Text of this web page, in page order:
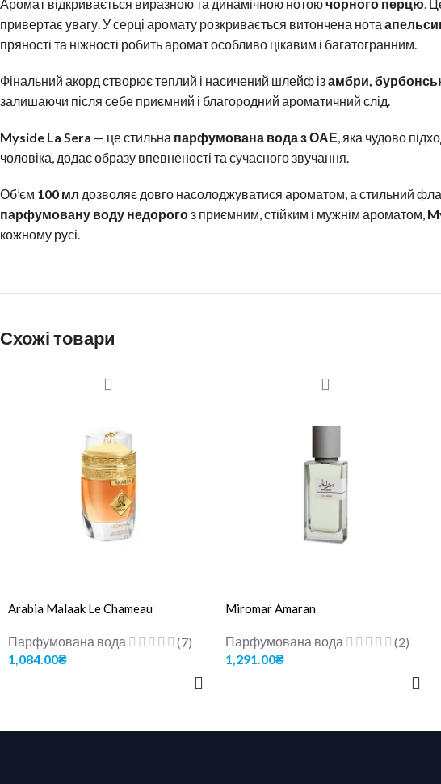
Аромат відкривається виразною та динамічною нотоючорного перцю.
привертає увагу. У серці аромату розкривається витончена нота
пряності та ніжності робить аромат особливо цікавим і багатогранним.
Фінальний акорд створює теплий і насичений шлейф ізамбри,
залишаючи після себе приємний і благородний ароматичний слід.
Myside La Sera — це стильна парфумована вода з ОАЕ, яка чудово
чоловіка, додає образу впевненості та сучасного звучання.
Об’єм 100 мл дозволяє довго насолоджуватися ароматом, а стильний
парфумовану воду недорогоз приємним, стійким і мужнім ароматом,
кожному русі.
Схожі товари
Arabia Malaak Le Chameau
Парфумована вода
(7)
1,084.00₴
Miromar Amaran
Парфумована вода
(2)
1,291.00₴